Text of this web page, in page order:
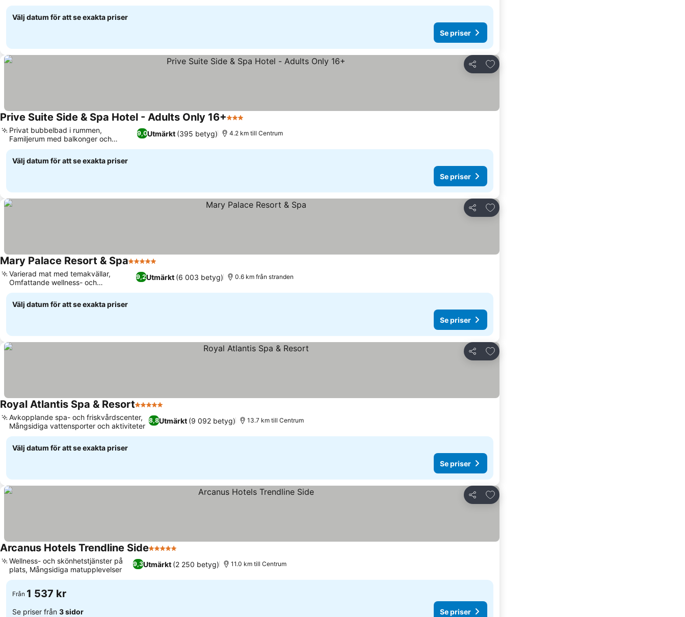
Välj datum för att se exakta priser
Se priser
Dela
Lägg till i Mina Favoriter
Prive Suite Side & Spa Hotel - Adults Only 16+3 Stjärnor
9,0Utmärkt (395 betyg)
Privat bubbelbad i rummen,
Familjerum med balkonger och
havsutsikt
4.2 km till Centrum
Välj datum för att se exakta priser
Se priser
Dela
Lägg till i Mina Favoriter
Mary Palace Resort & Spa5 Stjärnor
9,2Utmärkt (6 003 betyg)
Varierad mat med temakvällar,
Omfattande wellness- och
spafaciliteter
0.6 km från stranden
Välj datum för att se exakta priser
Se priser
Dela
Lägg till i Mina Favoriter
Royal Atlantis Spa & Resort5 Stjärnor
8,8Utmärkt (9 092 betyg)
Avkopplande spa- och friskvårdscenter,
Mångsidiga vattensporter och aktiviteter
13.7 km till Centrum
Välj datum för att se exakta priser
Se priser
Dela
Lägg till i Mina Favoriter
Arcanus Hotels Trendline Side5 Stjärnor
9,3Utmärkt (2 250 betyg)
Wellness- och skönhetstjänster på
plats, Mångsidiga matupplevelser
11.0 km till Centrum
Från 1 537 kr
Se priser från 3 sidor Se priser